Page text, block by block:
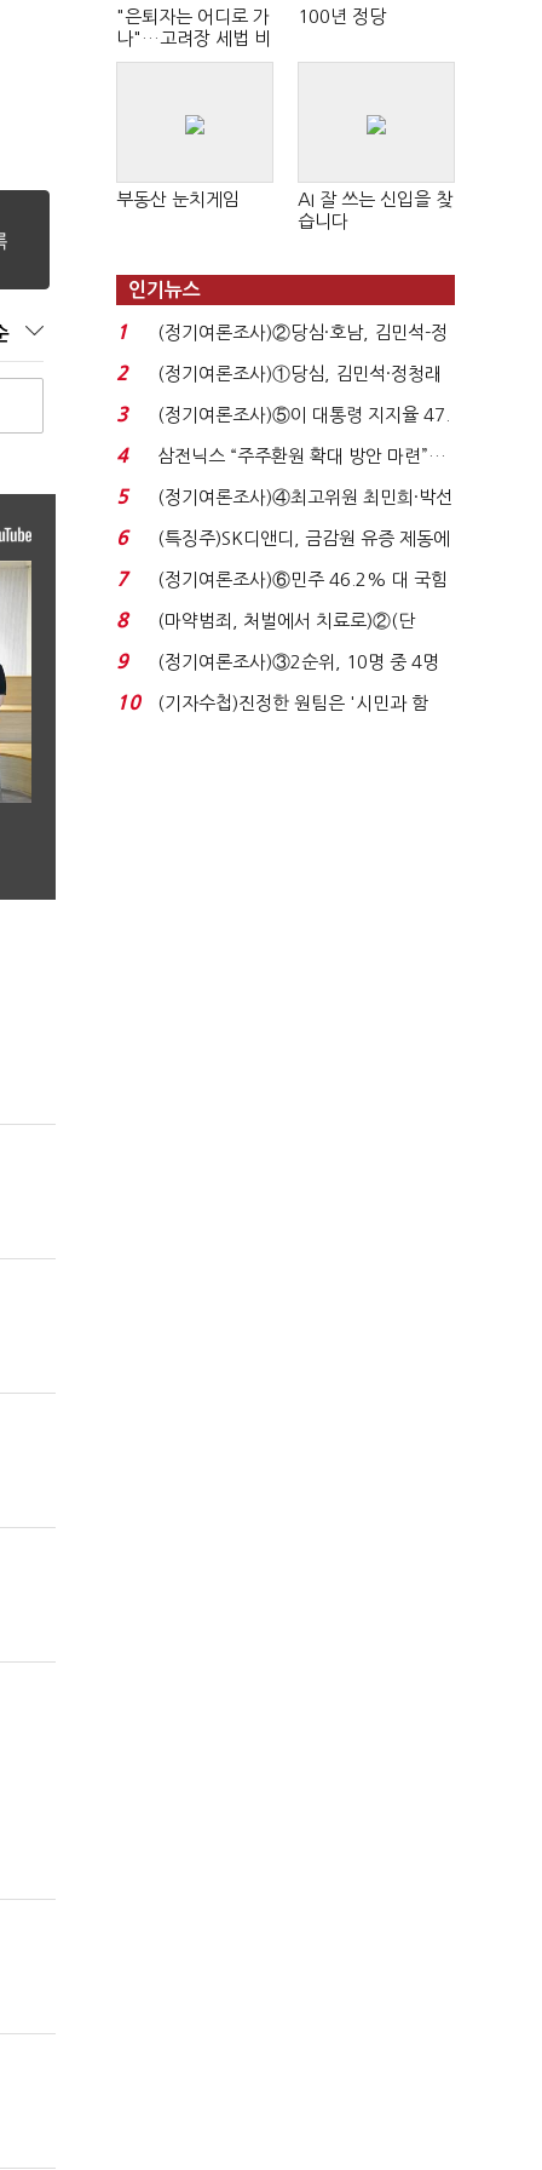
"은퇴자는 어디로 가
나"…고려장 세법 비
판 확산
100년 정당
부동산 눈치게임
AI 잘 쓰는 신입을 찾
습니다
인기뉴스
1
(정기여론조사)②당심·호남, 김민석-정
청래 '초접전'...
2
(정기여론조사)①당심, 김민석·정청래
'초접전'…대통령 ...
3
(정기여론조사)⑤이 대통령 지지율 47.
7%…일주일 만에 ...
4
삼전닉스 “주주환원 확대 방안 마련”…
로이터에 성명...
5
(정기여론조사)④최고위원 최민희·박선
원 '양강'…서미...
6
(특징주)SK디앤디, 금감원 유증 제동에
장 초반 상한가...
7
(정기여론조사)⑥민주 46.2% 대 국힘
31.0%…오차범위 밖 ...
8
(마약범죄, 처벌에서 치료로)②(단
독)"마약은 전염병…여성...
9
(정기여론조사)③2순위, 10명 중 4명
'송영길'…정청래 '한 ...
10
(기자수첩)진정한 원팀은 '시민과 함